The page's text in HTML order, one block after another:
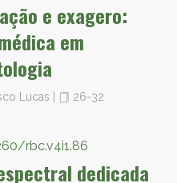
e exagero:
em
Lucas 26-32
rbc.v4i1.86
dedicada